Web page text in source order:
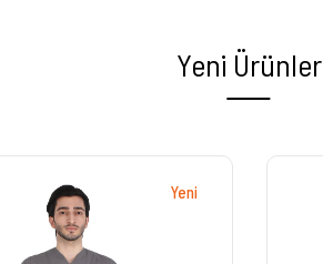
Yeni Ürünler
Yeni